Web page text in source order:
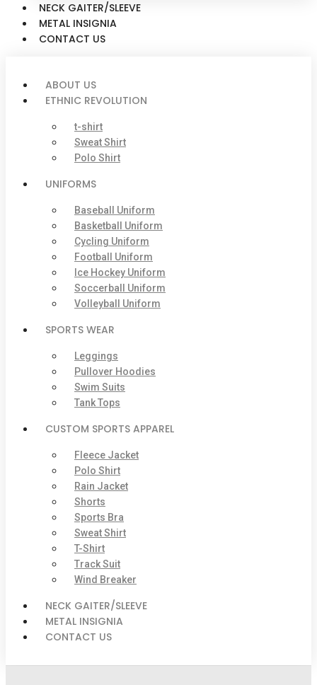
NECK GAITER/SLEEVE
METAL INSIGNIA
CONTACT US
ABOUT US
ETHNIC REVOLUTION
t-shirt
Sweat Shirt
Polo Shirt
UNIFORMS
Baseball Uniform
Basketball Uniform
Cycling Uniform
Football Uniform
Ice Hockey Uniform
Soccerball Uniform
Volleyball Uniform
SPORTS WEAR
Leggings
Pullover Hoodies
Swim Suits
Tank Tops
CUSTOM SPORTS APPAREL
Fleece Jacket
Polo Shirt
Rain Jacket
Shorts
Sports Bra
Sweat Shirt
T-Shirt
Track Suit
Wind Breaker
NECK GAITER/SLEEVE
METAL INSIGNIA
CONTACT US